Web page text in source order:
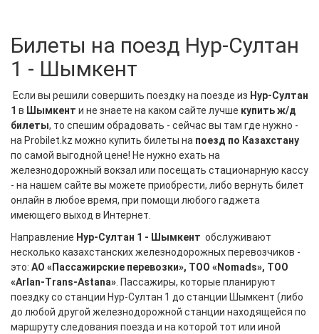
Билеты на поезд Нур-Султан
1 - Шымкент
Если вы решили совершить поездку на поезде из Нур-Султан
1 в Шымкент и не знаете на каком сайте лучше купить ж/д
билеты, то спешим обрадовать - сейчас вы там где нужно -
на Probilet.kz можно купить билеты на поезд по Казахстану
по самой выгодной цене! Не нужно ехать на
железнодорожный вокзал или посещать стационарную кассу
- на нашем сайте вы можете приобрести, либо вернуть билет
онлайн в любое время, при помощи любого гаджета
имеющего выход в Интернет.
Направление Нур-Султан 1 - Шымкент обслуживают
несколько казахстанских железнодорожных перевозчиков -
это: АО «Пассажирские перевозки», ТОО «Nomads», ТОО
«Arlan-Trans-Astana» . Пассажиры, которые планируют
поездку со станции Нур-Султан 1 до станции Шымкент (либо
до любой другой железнодорожной станции находящейся по
маршруту следования поезда и на которой тот или иной